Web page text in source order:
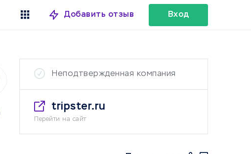
Добавить отзыв Вход
Неподтвержденная компания
tripster.ru
Перейти на сайт